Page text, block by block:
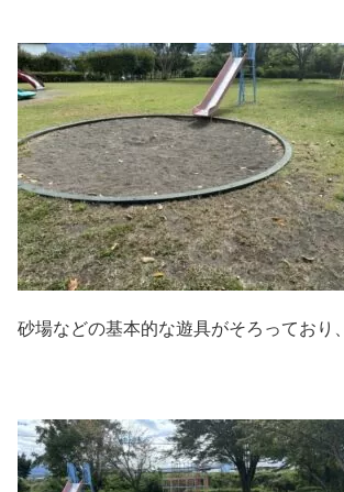
砂場などの基本的な遊具がそろっており、